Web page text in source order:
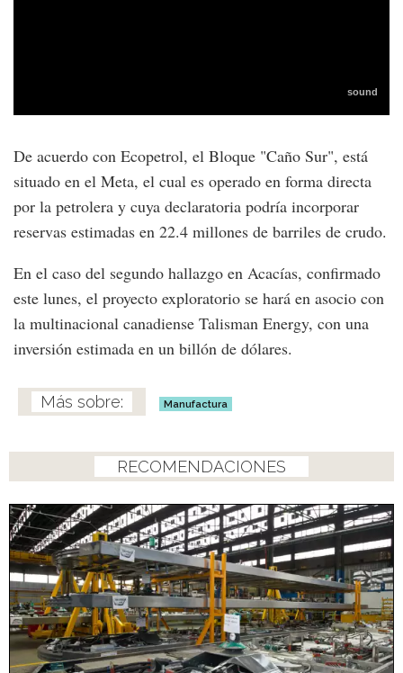
De acuerdo con Ecopetrol, el Bloque "Caño Sur", está
situado en el Meta, el cual es operado en forma directa
por la petrolera y cuya declaratoria podría incorporar
reservas estimadas en 22.4 millones de barriles de crudo.
En el caso del segundo hallazgo en Acacías, confirmado
este lunes, el proyecto exploratorio se hará en asocio con
la multinacional canadiense Talisman Energy, con una
inversión estimada en un billón de dólares.
Manufactura
RECOMENDACIONES